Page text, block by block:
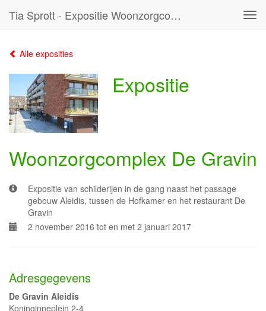
Tia Sprott - Expositie Woonzorgcomplex De Gravin
Alle exposities
Expositie
Woonzorgcomplex De Gravin
Expositie van schilderijen in de gang naast het passage
gebouw Aleidis, tussen de Hofkamer en het restaurant De
Gravin
2 november 2016 tot en met 2 januari 2017
Adresgegevens
De Gravin Aleidis
Koninginneplein 2-4